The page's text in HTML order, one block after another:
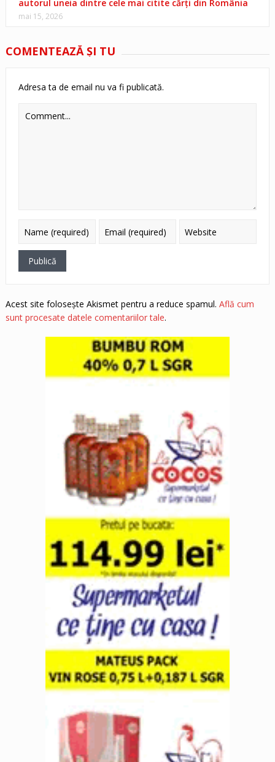
autorul uneia dintre cele mai citite cărți din România
mai 15, 2026
COMENTEAZĂ ŞI TU
Adresa ta de email nu va fi publicată.
Acest site folosește Akismet pentru a reduce spamul. Află cum
sunt procesate datele comentariilor tale.